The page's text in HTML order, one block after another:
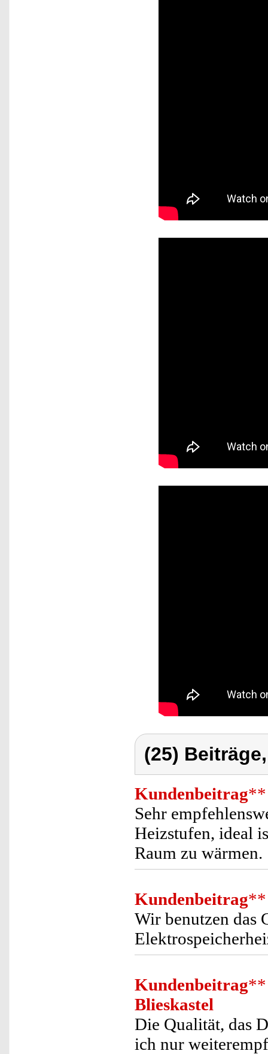
(25)
Kundenbeitrag**
Sehr
Heizstufen, ideal
Raum zu wärmen.
Kundenbeitrag**
Wir benutzen das
Kundenbeitrag**
Blieskastel
Die Qualität, das
ich nur